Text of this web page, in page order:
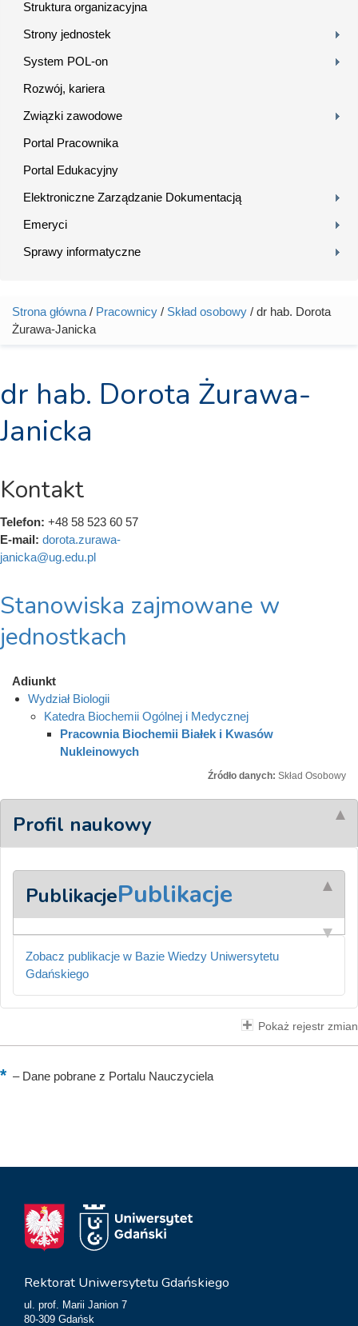
Struktura organizacyjna
Strony jednostek
System POL-on
Rozwój, kariera
Związki zawodowe
Portal Pracownika
Portal Edukacyjny
Elektroniczne Zarządzanie Dokumentacją
Emeryci
Sprawy informatyczne
Jesteś tutaj
Strona główna / Pracownicy / Skład osobowy / dr hab. Dorota
Żurawa-Janicka
dr hab. Dorota Żurawa-
Janicka
Kontakt
Telefon: +48 58 523 60 57
E-mail: dorota.zurawa-
janicka@ug.edu.pl
Stanowiska zajmowane w
jednostkach
Adiunkt
Wydział Biologii
Katedra Biochemii Ogólnej i Medycznej
Pracownia Biochemii Białek i Kwasów
Nukleinowych
Źródło danych: Skład Osobowy
Profil naukowy
PublikacjePublikacje
Zobacz publikacje w Bazie Wiedzy Uniwersytetu
Gdańskiego
Pokaż rejestr zmian
–Dane pobrane z Portalu Nauczyciela
Rektorat Uniwersytetu Gdańskiego
ul. prof. Marii Janion 7
80-309 Gdańsk